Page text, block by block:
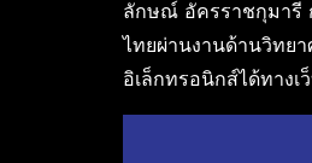
ลักษณ์ อัครราชกุมารี
ไทยผ่านงานด้านวิทย
อิเล็กทรอนิกส์ได้ทางเ